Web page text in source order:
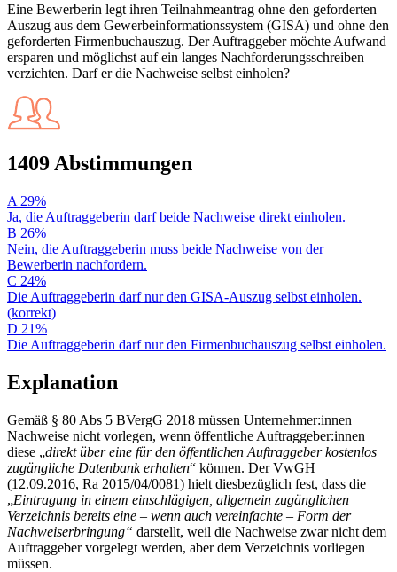
Eine Bewerberin legt ihren Teilnahmeantrag ohne den geforderten
Auszug aus dem Gewerbeinformationssystem (GISA) und ohne den
geforderten Firmenbuchauszug. Der Auftraggeber möchte Aufwand
ersparen und möglichst auf ein langes Nachforderungsschreiben
verzichten. Darf er die Nachweise selbst einholen?
1409 Abstimmungen
A 29%
Ja, die Auftraggeberin darf beide Nachweise direkt einholen.
B 26%
Nein, die Auftraggeberin muss beide Nachweise von der
Bewerberin nachfordern.
C 24%
Die Auftraggeberin darf nur den GISA-Auszug selbst einholen.
(korrekt)
D 21%
Die Auftraggeberin darf nur den Firmenbuchauszug selbst einholen.
Explanation
Gemäß § 80 Abs 5 BVergG 2018 müssen Unternehmer:innen
Nachweise nicht vorlegen, wenn öffentliche Auftraggeber:innen
diese „direkt über eine für den öffentlichen Auftraggeber kostenlos
zugängliche Datenbank erhalten“ können. Der VwGH
(12.09.2016, Ra 2015/04/0081) hielt diesbezüglich fest, dass die
„Eintragung in einem einschlägigen, allgemein zugänglichen
Verzeichnis bereits eine – wenn auch vereinfachte – Form der
Nachweiserbringung“ darstellt, weil die Nachweise zwar nicht dem
Auftraggeber vorgelegt werden, aber dem Verzeichnis vorliegen
müssen.